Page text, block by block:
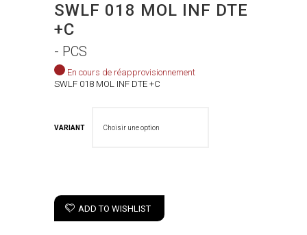
SWLF 018 MOL INF DTE
+C
- PCS
En cours de réapprovisionnement
SWLF 018 MOL INF DTE +C
VARIANT
ADD TO WISHLIST